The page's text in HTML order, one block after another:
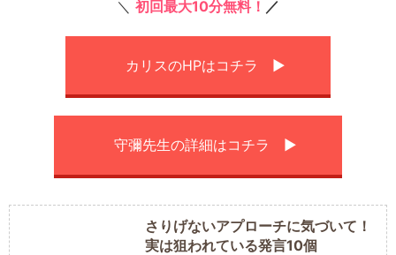
＼ 初回最大10分無料！ ／
カリスのHPはコチラ ▶︎
守彌先生の詳細はコチラ ▶︎
さりげないアプローチに気づいて！
実は狙われている発言10個